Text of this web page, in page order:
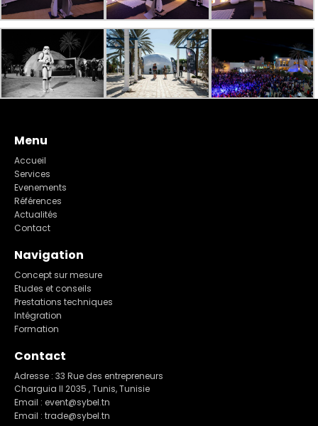
Menu
Accueil
Services
Evenements
Références
Actualités
Contact
Navigation
Concept sur mesure
Etudes et conseils
Prestations techniques
Intégration
Formation
Contact
Adresse : 33 Rue des entrepreneurs
Charguia II 2035 , Tunis, Tunisie
Email : event@sybel.tn
Email : trade@sybel.tn